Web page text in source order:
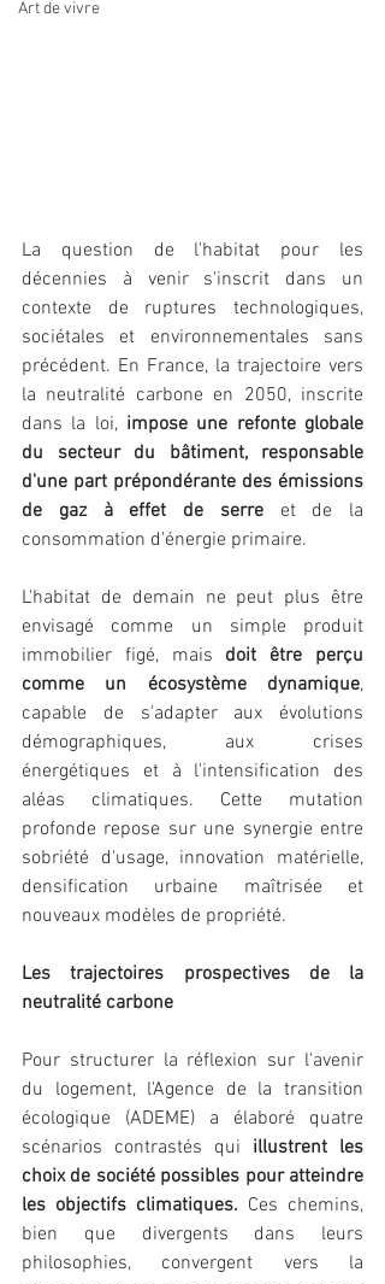
Art de vivre
La question de l'habitat pour les
décennies à venir s'inscrit dans un
contexte de ruptures technologiques,
sociétales et environnementales sans
précédent. En France, la trajectoire vers
la neutralité carbone en 2050, inscrite
dans la loi, impose une refonte globale
du secteur du bâtiment, responsable
d'une part prépondérante des émissions
de gaz à effet de serre et de la
consommation d'énergie primaire.
L'habitat de demain ne peut plus être
envisagé comme un simple produit
immobilier figé, mais doit être perçu
comme un écosystème dynamique,
capable de s'adapter aux évolutions
démographiques, aux crises
énergétiques et à l'intensification des
aléas climatiques. Cette mutation
profonde repose sur une synergie entre
sobriété d'usage, innovation matérielle,
densification urbaine maîtrisée et
nouveaux modèles de propriété.
Les trajectoires prospectives de la
neutralité carbone
Pour structurer la réflexion sur l'avenir
du logement, l'Agence de la transition
écologique (ADEME) a élaboré quatre
scénarios contrastés qui illustrent les
choix de société possibles pour atteindre
les objectifs climatiques. Ces chemins,
bien que divergents dans leurs
philosophies, convergent vers la